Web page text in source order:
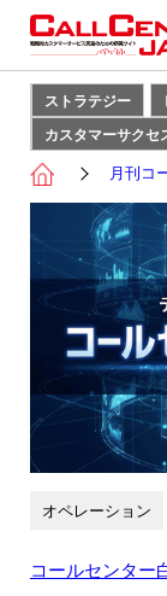
ストラテジー
カスタマーサクセ
月刊コ
オペレーション
コールセンター